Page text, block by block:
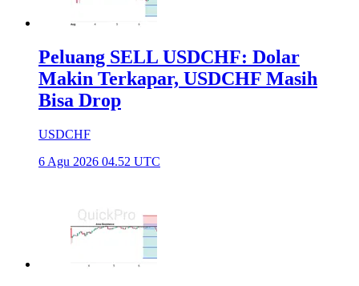
Peluang SELL USDCHF: Dolar
Makin Terkapar, USDCHF Masih
Bisa Drop
USDCHF
6 Agu 2026 04.52 UTC